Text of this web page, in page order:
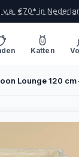
v.a. €70* in
Katten
Lounge 120